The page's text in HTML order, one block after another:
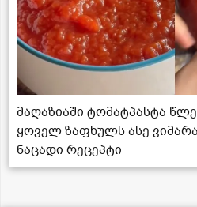
მაღაზიაში ტომატპასტა
ყოველ ზაფხულს ასე
ნაცადი რეცეპტი